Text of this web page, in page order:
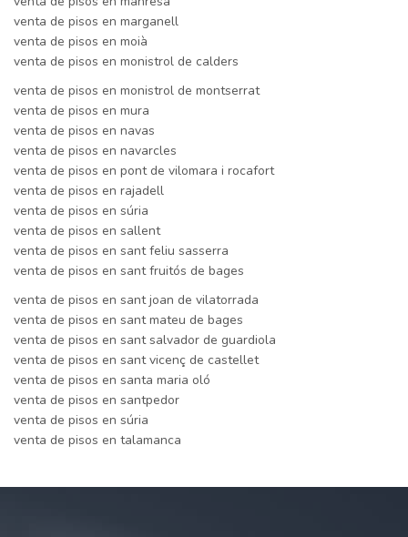
venta de pisos en marganell
venta de pisos en moià
venta de pisos en monistrol de calders
venta de pisos en monistrol de montserrat
venta de pisos en mura
venta de pisos en navas
venta de pisos en navarcles
venta de pisos en pont de vilomara i rocafort
venta de pisos en rajadell
venta de pisos en súria
venta de pisos en sallent
venta de pisos en sant feliu sasserra
venta de pisos en sant fruitós de bages
venta de pisos en sant joan de vilatorrada
venta de pisos en sant mateu de bages
venta de pisos en sant salvador de guardiola
venta de pisos en sant vicenç de castellet
venta de pisos en santa maria oló
venta de pisos en santpedor
venta de pisos en súria
venta de pisos en talamanca